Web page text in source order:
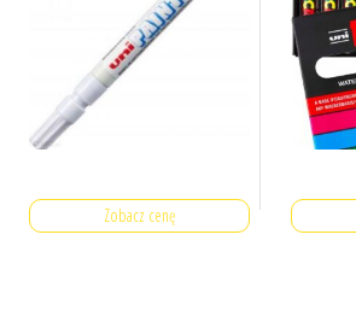
Zobacz cenę